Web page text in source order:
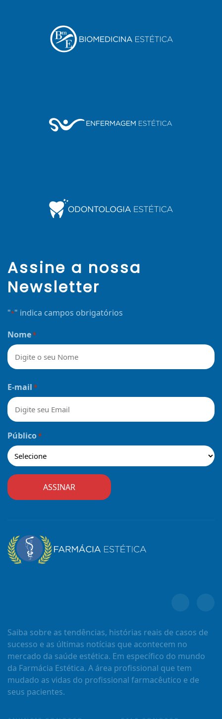
Assine a nossa
Newsletter
"*" indica campos obrigatórios
Nome*
E-mail *
Público*
Saiba sobre as tendências, histórias reais de casos de
sucesso e as últimas notícias que acontecem no
mercado da saúde estética. Em específico do mundo
da Farmácia Estética. A área profissional que tem
mudado as vidas do profissional farmacêutico e de
seus pacientes.